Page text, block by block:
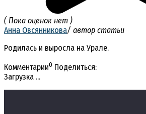
( Пока оценок нет )
Анна Овсянникова/ автор статьи
Родилась и выросла на Урале.
Комментарии0 Поделиться:
Загрузка ...